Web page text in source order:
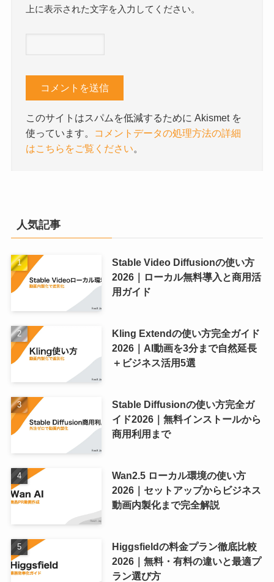
上に表示された文字を入力してください。
このサイトはスパムを低減するために Akismet を
使っています。
コメントデータの処理方法の詳細
はこちらをご覧ください。
人気記事
Stable Video Diffusionの使い方
2026｜ローカル無料導入と商用活
用ガイド
Kling Extendの使い方完全ガイド
2026｜AI動画を3分まで自然延長
＋ビジネス活用5選
Stable Diffusionの使い方完全ガ
イド2026｜無料インストールから
商用利用まで
Wan2.5 ローカル環境の使い方
2026｜セットアップからビジネス
動画内製化まで完全解説
Higgsfieldの料金プラン徹底比較
2026｜無料・有料の違いと最適プ
ラン選び方